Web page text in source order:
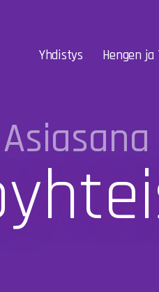
Yhdistys Hengen
Asiasana